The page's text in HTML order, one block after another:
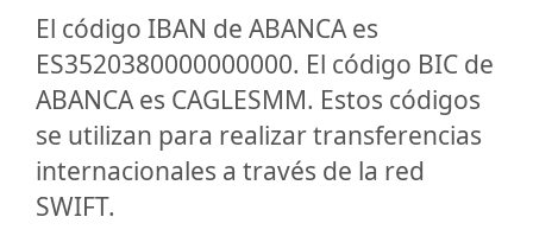
El código IBAN de ABANCA es
ES3520380000000000. El código BIC de
ABANCA es CAGLESMM. Estos códigos
se utilizan para realizar transferencias
internacionales a través de la red
SWIFT.